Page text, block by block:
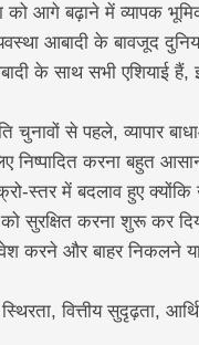
आगे बढ़ाने में व्यापक
आबादी के बावजूद
के साथ सभी एशियाई
चुनावों से पहले, व्यापार
निष्पादित करना बहुत
स्तर में बदलाव हुए क्योंकि
सुरक्षित करना शुरू कर
करने और बाहर निकलने
वित्तीय सुदृढ़ता,